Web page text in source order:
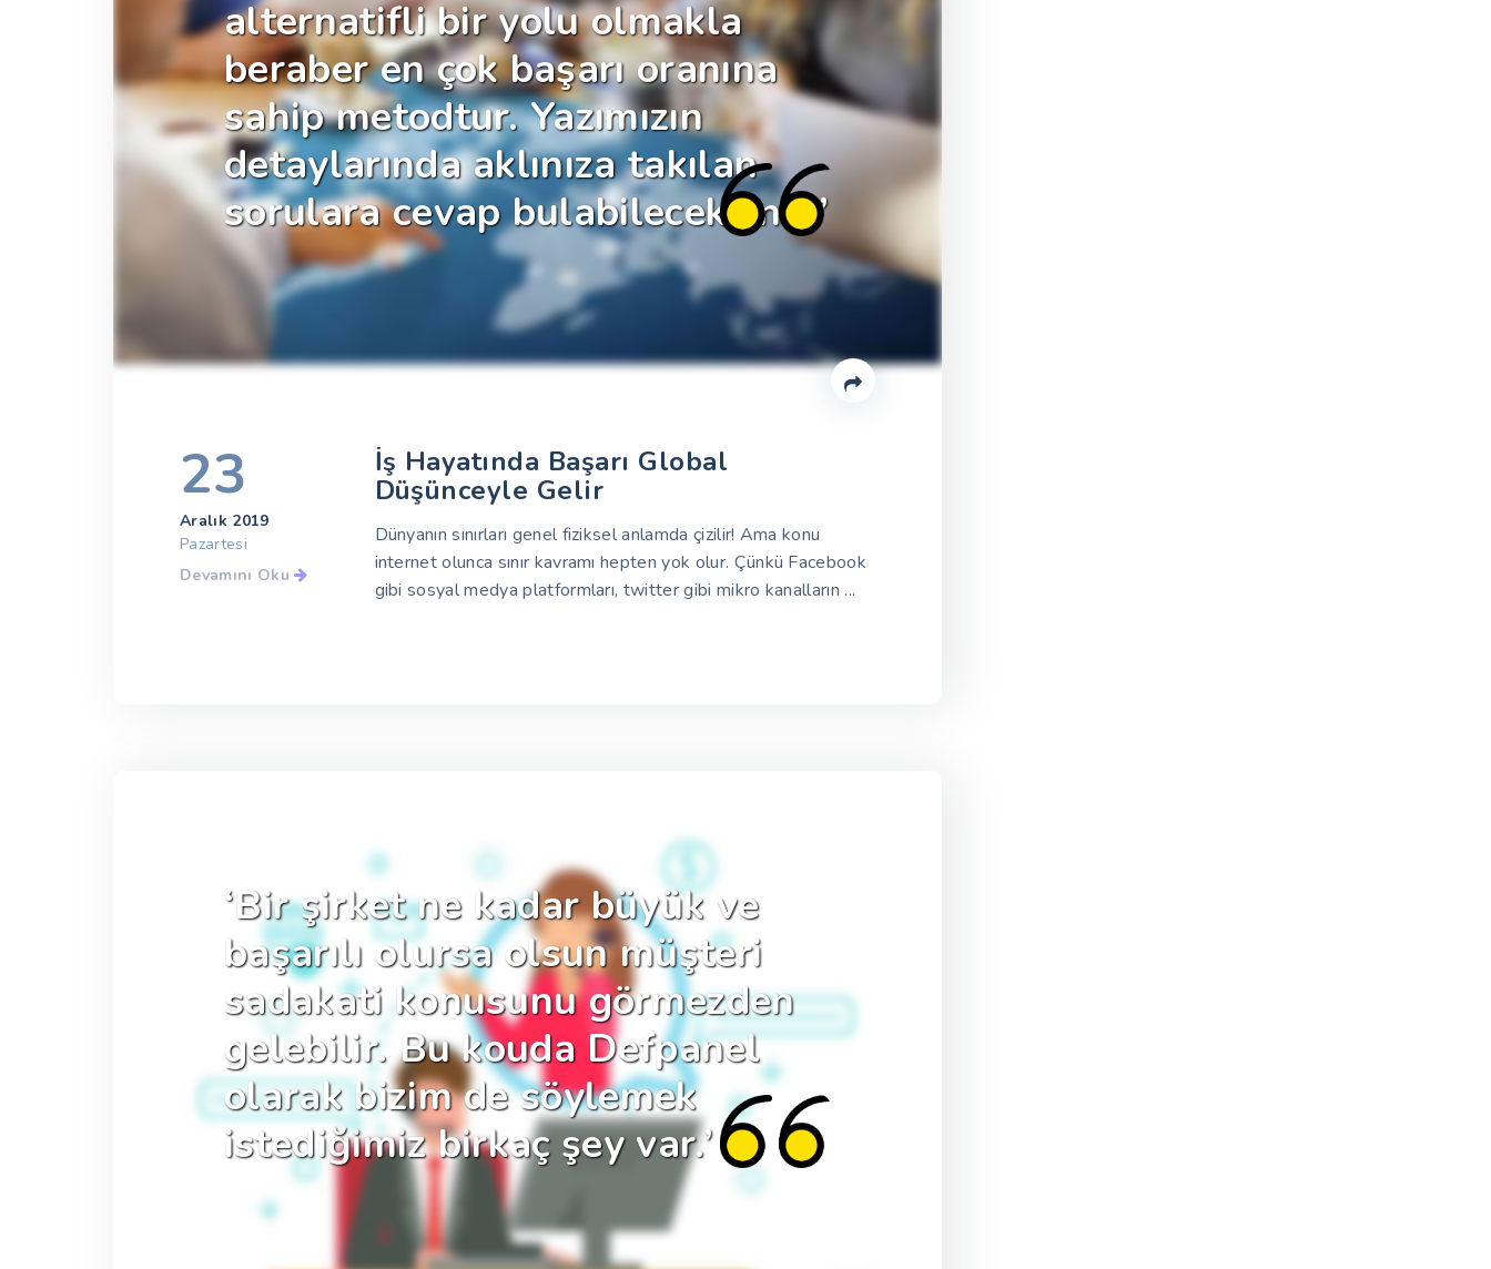
alternatifli bir yolu olmakla
beraber en çok başarı oranına
sahip metodtur. Yazımızın
detaylarında aklınıza takılan
sorulara cevap bulabileceksiniz.’
23
Aralık 2019
Pazartesi
Devamını Oku
İş Hayatında Başarı Global
Düşünceyle Gelir
Dünyanın sınırları genel fiziksel anlamda çizilir! Ama konu
internet olunca sınır kavramı hepten yok olur. Çünkü Facebook
gibi sosyal medya platformları, twitter gibi mikro kanalların ...
‘Bir şirket ne kadar büyük ve
başarılı olursa olsun müşteri
sadakati konusunu görmezden
gelebilir. Bu kouda Defpanel
olarak bizim de söylemek
istediğimiz birkaç şey var.’